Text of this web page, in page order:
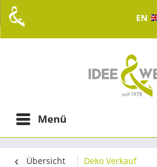
EN
Menü
Übersicht Deko Verkauf
in Graz